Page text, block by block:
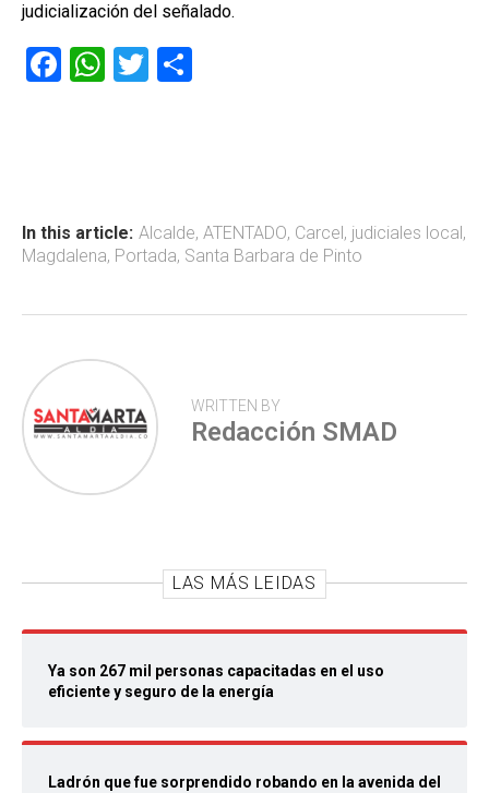
judicialización del señalado.
F
ok
W
p
p
T
tir
In this article: Alcalde, ATENTADO, Carcel , judiciales local ,
Magdalena, Portada, Santa Barbara de Pinto
WRITTEN BY
Redacción SMAD
LAS MÁS LEIDAS
Ya son 267 mil personas capacitadas en el uso
eficiente y seguro de la energía
Ladrón que fue sorprendido robando en la avenida del